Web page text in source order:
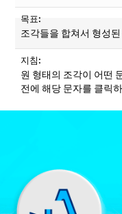
목표:
조각들을 합쳐서 형성
지침:
원 형태의 조각이 어떤
전에 해당 문자를 클릭